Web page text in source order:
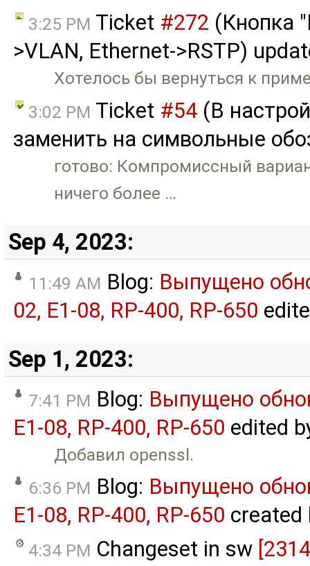
3:25 PM Ticket #272 (Кнопка
>VLAN, Ethernet->RSTP)
Хотелось бы вернуться к
3:02 PM Ticket #54(В
заменить на символьные
готово: Компромиссный
ничего более …
Sep 4, 2023:
11:49 AM Blog: Выпущено
02, E1-08, RP-400, RP-650
Sep 1, 2023:
7:41 PM Blog: Выпущено
E1-08, RP-400, RP-650 edited
Добавил openssl.
6:36 PM Blog: Выпущено
E1-08, RP-400, RP-650
4:34 PM Changeset in sw